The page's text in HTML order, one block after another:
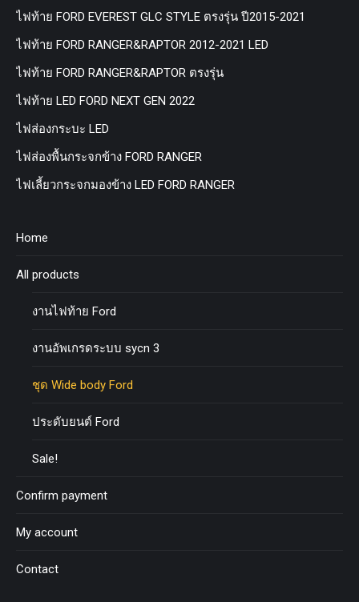
ไฟท้าย FORD EVEREST GLC STYLE ตรงรุ่น ปี2015-2021
ไฟท้าย FORD RANGER&RAPTOR 2012-2021 LED
ไฟท้าย FORD RANGER&RAPTOR ตรงรุ่น
ไฟท้าย LED FORD NEXT GEN 2022
ไฟส่องกระบะ LED
ไฟส่องพื้นกระจกข้าง FORD RANGER
ไฟเลี้ยวกระจกมองข้าง LED FORD RANGER
Home
All products
งานไฟท้าย Ford
งานอัพเกรดระบบ sycn 3
ชุด Wide body Ford
ประดับยนต์ Ford
Sale!
Confirm payment
My account
Contact